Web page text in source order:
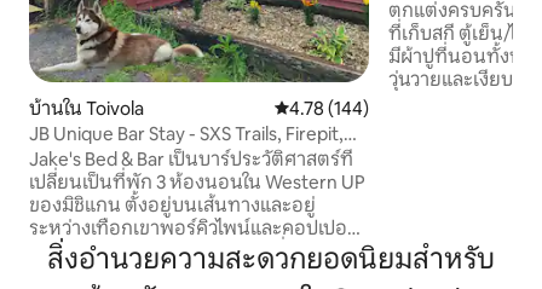
บ้านใน Toivola คะแนนเฉลี่ย 4.78 จาก 5, 144 รีวิว
4.78 (144)
JB Unique Bar Stay - SXS Trails, Firepit,
สนุกกันเป็นกลุ่ม!
Jake's Bed & Bar เป็นบาร์ประวัติศาสตร์ที่
เปลี่ยนเป็นที่พัก 3 ห้องนอนใน Western UP
ของมิชิแกน ตั้งอยู่บนเส้นทางและอยู่
ระหว่างเทือกเขาพอร์คิวไพน์และคอปเปอร์
ฮาร์เบอร์ เหมาะสำหรับเป็นฐานที่พักสำหรับ
การผจญภัย 3 ห้องนอน/1.5 ห้องน้ำ/8
ตกแต่งครบครัน Wi-Fi/ดีวีดี เตาผิงแบบแก๊ส
ที่เก็บสกี ตู้เย็น/ไม
มีผ้าปูที่นอนทั้งหมด หลบหนีจากโ
วุ่นวายและเงียบส
พิพิธภัณฑ์ประวัติ
เล่นสกีที่มีการวิ่ง 14 ครั้ง Call
สิ่งอำนวยความสะดวกยอดนิยมสำหรับ